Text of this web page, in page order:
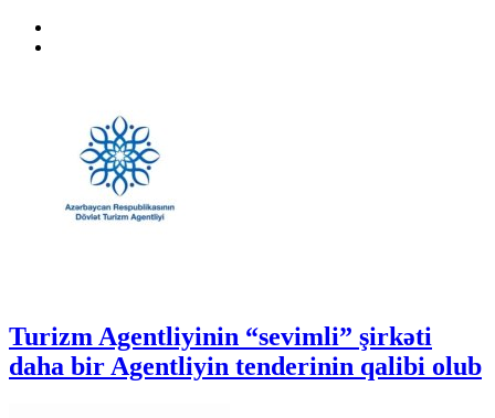
Turizm Agentliyinin “sevimli” şirkəti
daha bir Agentliyin tenderinin qalibi olub